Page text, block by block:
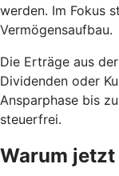
werden. Im Fokus
Vermögensaufbau.
Die Erträge aus
Dividenden oder
Ansparphase bis
steuerfrei.
Warum